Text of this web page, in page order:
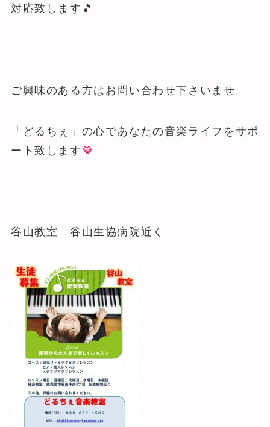
対応致します🎵
ご興味のある方はお問い合わせ下さいませ。
「どるちぇ」の心であなたの音楽ライフをサポ
ート致します
谷山教室 谷山生協病院近く